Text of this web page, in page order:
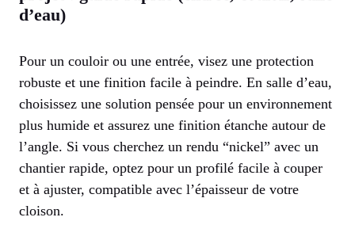
d’eau)
Pour un couloir ou une entrée, visez une protection
robuste et une finition facile à peindre. En salle d’eau,
choisissez une solution pensée pour un environnement
plus humide et assurez une finition étanche autour de
l’angle. Si vous cherchez un rendu “nickel” avec un
chantier rapide, optez pour un profilé facile à couper
et à ajuster, compatible avec l’épaisseur de votre
cloison.